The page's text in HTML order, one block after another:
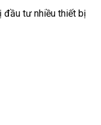
đầu tư nhiều thiết bị